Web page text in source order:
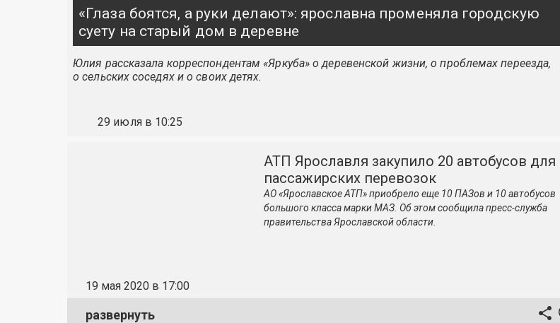
«Глаза боятся, а руки делают»: ярославна променяла городскую
суету на старый дом в деревне
Юлия рассказала корреспондентам «Яркуба» о деревенской жизни, о проблемах переезда,
о сельских соседях и о своих детях.
29 июля в 10:25
19 мая 2020 в 17:00
АТП Ярославля закупило 20 автобусов для
пассажирских перевозок
АО «Ярославское АТП» приобрело еще 10 ПАЗов и 10 автобусов
большого класса марки МАЗ. Об этом сообщила пресс-служба
правительства Ярославской области.
развернуть